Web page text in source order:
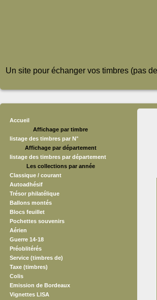
Un site pour échanger vos timbres (pas
Accueil
Affichage par timbre
listage des timbres par N°
Affichage par département
listage des timbres par département
Les collections par année
Classique / courant
Autoadhésif
Trésor philatélique
Ballons montés
Blocs feuillet
Pochettes souvenirs
Aérien
Guerre 14-18
Préoblitérés
Service (timbres de)
Taxe (timbres)
Colis
Emission de Bordeaux
Vignettes LISA